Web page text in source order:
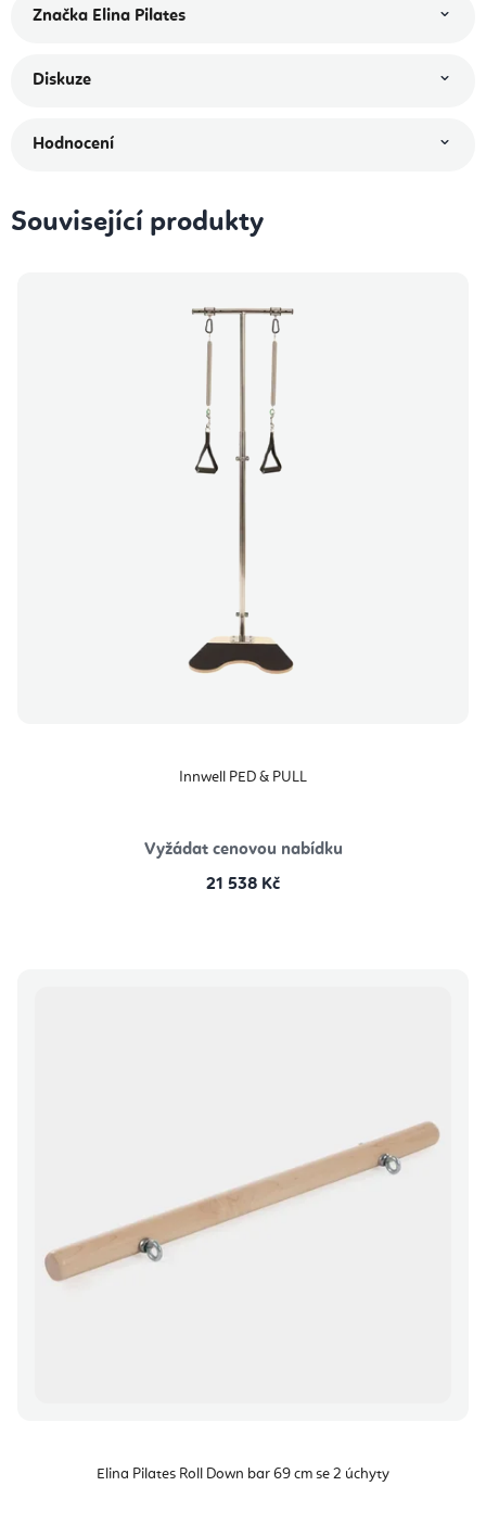
Značka Elina Pilates
Diskuze
Hodnocení
Související produkty
Innwell PED & PULL
Vyžádat cenovou nabídku
21 538 Kč
Elina Pilates Roll Down bar 69 cm se 2 úchyty